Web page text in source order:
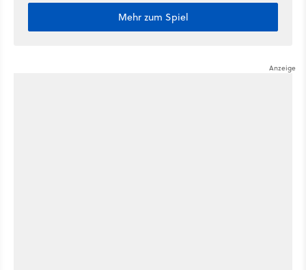
Mehr zum Spiel